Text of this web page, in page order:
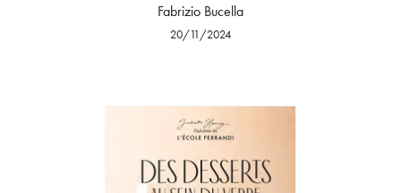
Fabrizio Bucella
20/11/2024